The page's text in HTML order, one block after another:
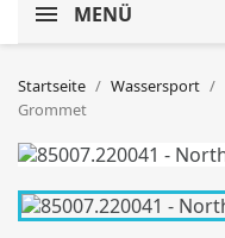
MENÜ
Startseite Wassersport
Grommet